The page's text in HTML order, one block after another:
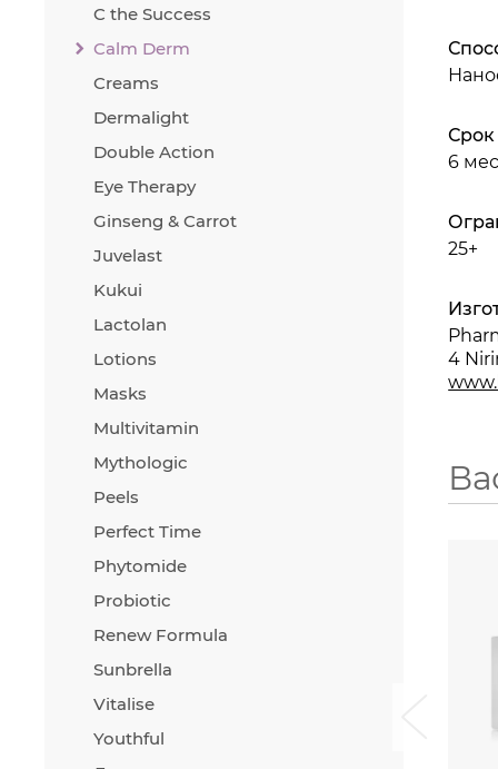
C the Success
Calm Derm
Creams
Dermalight
Double Action
Eye Therapy
Ginseng & Carrot
Juvelast
Kukui
Lactolan
Lotions
Masks
Multivitamin
Mythologic
Peels
Perfect Time
Phytomide
Probiotic
Renew Formula
Sunbrella
Vitalise
Youthful
Срок
6
25+
4